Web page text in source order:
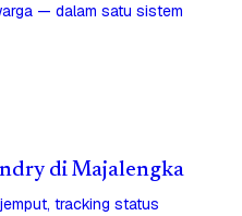
— dalam satu sistem
di Majalengka
tracking status